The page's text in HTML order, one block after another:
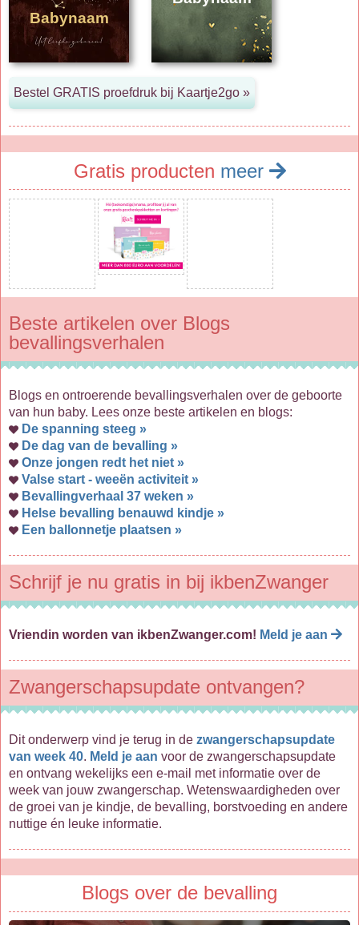
Babynaam
Gratis producten meer
Beste artikelen over Blogs
bevallingsverhalen
Blogs en ontroerende bevallingsverhalen over de geboorte
van hun baby. Lees onze beste artikelen en blogs:
De spanning steeg »
De dag van de bevalling »
Onze jongen redt het niet »
Valse start - weeën activiteit »
Bevallingverhaal 37 weken »
Helse bevalling benauwd kindje »
Een ballonnetje plaatsen »
Schrijf je nu gratis in bij ikbenZwanger
Vriendin worden van ikbenZwanger.com! Meld je aan
Zwangerschapsupdate ontvangen?
Dit onderwerp vind je terug in de zwangerschapsupdate
van week 40. Meld je aan voor de zwangerschapsupdate
en ontvang wekelijks een e-mail met informatie over de
week van jouw zwangerschap. Wetenswaardigheden over
de groei van je kindje, de bevalling, borstvoeding en andere
nuttige én leuke informatie.
Blogs over de bevalling